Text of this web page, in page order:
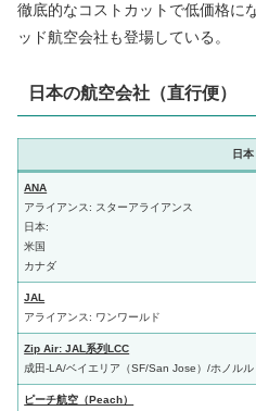
徹底的なコストカットで低価格に
ッド航空会社も登場している。
日本の航空会社（直行便）
日本
ANA
アライアンス: スターアライアンス
日本:
米国
カナダ
JAL
アライアンス: ワンワールド
Zip Air: JAL系列LCC
成田-LA/ベイエリア（SF/San Jose）/ホノルル
ピーチ航空（Peach）